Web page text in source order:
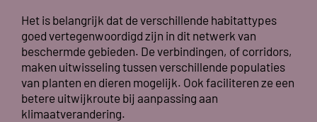
Het is belangrijk dat de verschillende habitattypes
goed vertegenwoordigd zijn in dit netwerk van
beschermde gebieden. De verbindingen, of corridors,
maken uitwisseling tussen verschillende populaties
van planten en dieren mogelijk. Ook faciliteren ze een
betere uitwijkroute bij aanpassing aan
klimaatverandering.